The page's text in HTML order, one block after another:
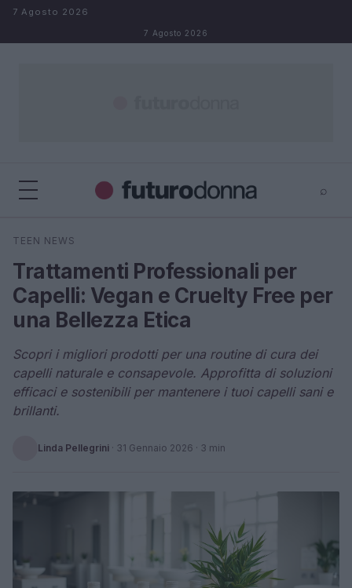
Salta al contenuto
7 Agosto 2026
7 Agosto 2026
⌕
Cerca
TEEN NEWS
Trattamenti Professionali per
Capelli: Vegan e Cruelty Free per
una Bellezza Etica
Scopri i migliori prodotti per una routine di cura dei
capelli naturale e consapevole. Approfitta di soluzioni
efficaci e sostenibili per mantenere i tuoi capelli sani e
brillanti.
Linda Pellegrini · 31 Gennaio 2026 · 3 min